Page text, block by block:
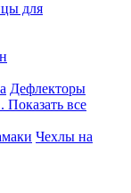
для
Дефлекторы
Показать все
Чехлы на